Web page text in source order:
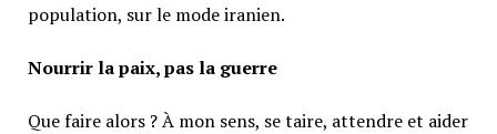
population, sur le mode iranien.
Nourrir la paix, pas la guerre
Que faire alors ? À mon sens, se taire, attendre et aider